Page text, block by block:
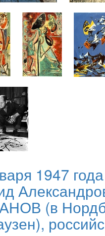
1947
(в